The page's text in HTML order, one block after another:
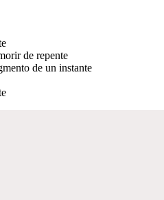
de repente
de un instante